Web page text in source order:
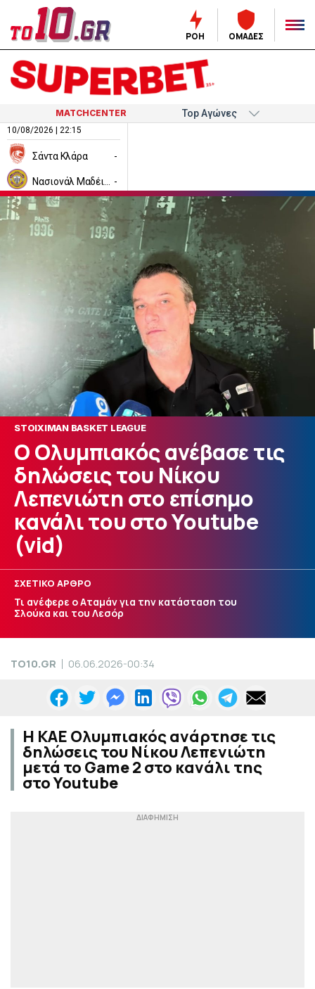
ΡΟΗ ΟΜΑΔΕΣ
MATCHCENTER
10/08/2026 | 22:15
Σάντα Κλάρα -
-
STOIXIMAN BASKET LEAGUE
Ο Ολυμπιακός ανέβασε τις
δηλώσεις του Νίκου
Λεπενιώτη στο επίσημο
κανάλι του στο Youtube
(vid)
ΣΧΕΤΙΚΟ ΑΡΘΡΟ
Τι ανέφερε ο Αταμάν για την κατάσταση του
Σλούκα και του Λεσόρ
TO10.GR 06.06.2026-00:34
Η ΚΑΕ Ολυμπιακός ανάρτησε τις
δηλώσεις του Νίκου Λεπενιώτη
μετά το Game 2 στο κανάλι της
στο Youtube